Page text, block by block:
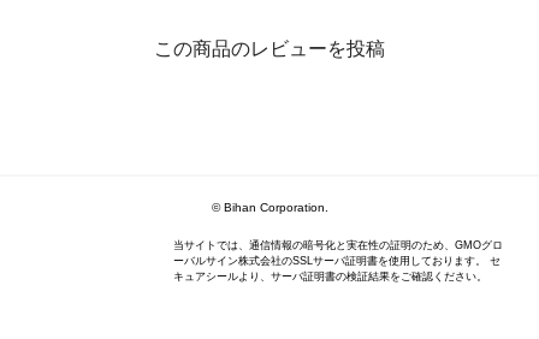
この商品のレビューを投稿
© Bihan Corporation.
当サイトでは、通信情報の暗号化と実在性の証明のため、GMOグロ
ーバルサイン株式会社のSSLサーバ証明書を使用しております。 セ
キュアシールより、サーバ証明書の検証結果をご確認ください。